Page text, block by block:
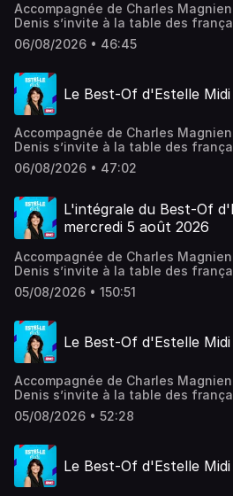
Accompagnée de Charles
Denis s’invite à la table des
sujets qui font leur quotidien.
débats, coup de gueule, coups de
06/08/2026 • 46:45
Le Best-Of d'Estelle
Accompagnée de Charles
Denis s’invite à la table des
sujets qui font leur quotidien.
débats, coup de gueule, coups de
06/08/2026 • 47:02
L'intégrale du Best-Of
mercredi 5 août 2026
Accompagnée de Charles
Denis s’invite à la table des
sujets qui font leur quotidien.
débats, coup de gueule, coups de
05/08/2026 • 150:51
Le Best-Of d'Estelle
Accompagnée de Charles
Denis s’invite à la table des
sujets qui font leur quotidien.
débats, coup de gueule, coups de
05/08/2026 • 52:28
Le Best-Of d'Estelle